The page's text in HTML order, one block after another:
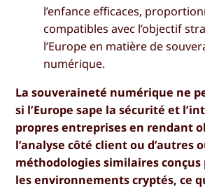
l’enfance efficaces,
compatibles avec l’objectif
l’Europe en matière de
numérique.
La souveraineté numérique ne
si l’Europe sape la sécurité et
propres entreprises en rendant
l’analyse côté client ou d’autres
méthodologies similaires
les environnements cryptés, ce